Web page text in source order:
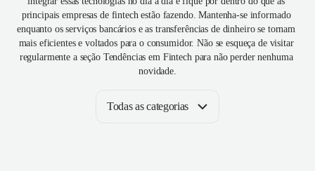
Todas as categorias
principais empresas de fintech estão fazendo. Mantenha-se informado
enquanto os serviços bancários e as transferências de dinheiro se tornam
mais eficientes e voltados para o consumidor. Não se esqueça de visitar
regularmente a seção Tendências em Fintech para não perder nenhuma
novidade.